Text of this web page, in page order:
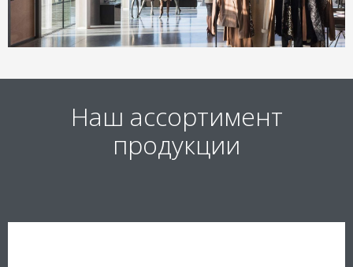
Наш ассортимент
продукции